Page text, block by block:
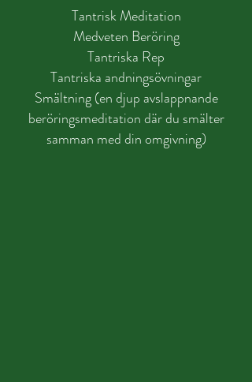
Tantrisk Meditation
Medveten Beröring
Tantriska Rep
Tantriska andningsövningar
Smältning (en djup avslappnande
beröringsmeditation där du smälter
samman med din omgivning)